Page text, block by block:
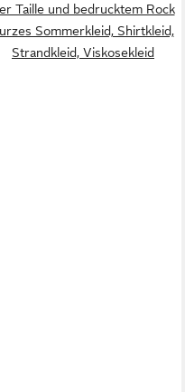
Taille und bedrucktem Rock
Sommerkleid, Shirtkleid,
Strandkleid, Viskosekleid